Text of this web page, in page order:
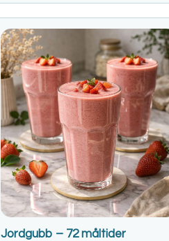
Jordgubb – 72 måltider